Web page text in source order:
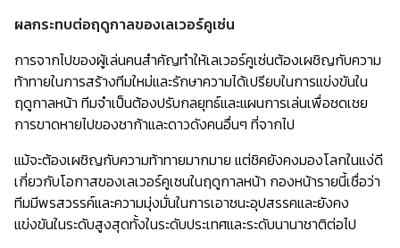
ผลกระทบต่อฤดูกาลของเลเวอร์คูเซ่น
การจากไปของผู้เล่นคนสำคัญทำให้เลเวอร์คูเซ่นต้องเผชิญกับความ
ท้าทายในการสร้างทีมใหม่และรักษาความได้เปรียบในการแข่งขันใน
ฤดูกาลหน้า ทีมจำเป็นต้องปรับกลยุทธ์และแผนการเล่นเพื่อชดเชย
การขาดหายไปของชาก้าและดาวดังคนอื่นๆ ที่จากไป
แม้จะต้องเผชิญกับความท้าทายมากมาย แต่ชิคยังคงมองโลกในแง่ดี
เกี่ยวกับโอกาสของเลเวอร์คูเซนในฤดูกาลหน้า กองหน้ารายนี้เชื่อว่า
ทีมมีพรสวรรค์และความมุ่งมั่นในการเอาชนะอุปสรรคและยังคง
แข่งขันในระดับสูงสุดทั้งในระดับประเทศและระดับนานาชาติต่อไป